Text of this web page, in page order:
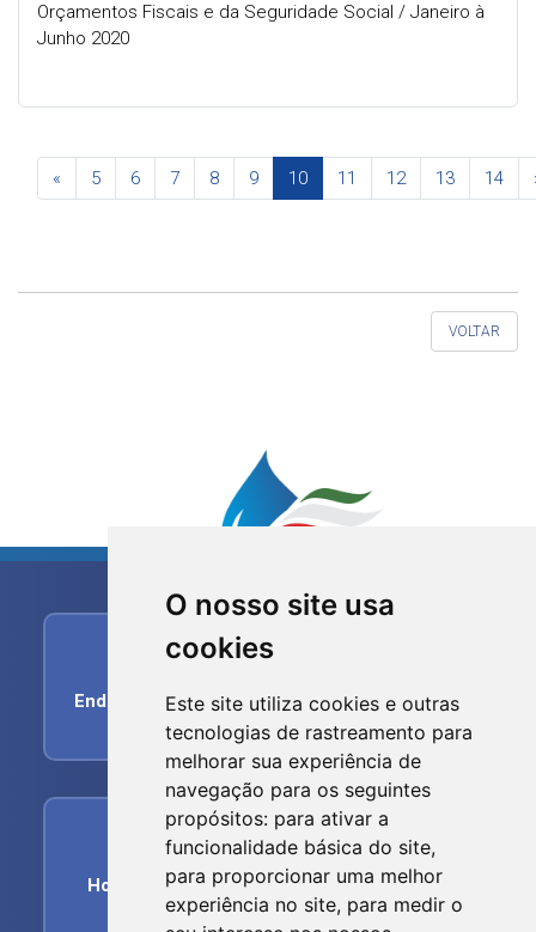
O nosso site usa
cookies
Este site utiliza cookies e outras
tecnologias de rastreamento para
melhorar sua experiência de
navegação para os seguintes
propósitos: para ativar a
funcionalidade básica do site,
para proporcionar uma melhor
experiência no site, para medir o
Orçamentos Fiscais e da Seguridade Social / Janeiro à
Junho 2020
« Previous
5 6 7 8 9 10 11 12 13 14
VOLTAR
home
Endereço:
R. dos Imigrantes, 356 - Centro, Nova
Trento - SC, 88270-000
schedule
Horário de funcionamento:Segunda-feira a
Sexta-feira das 07h00min às 17:00hs